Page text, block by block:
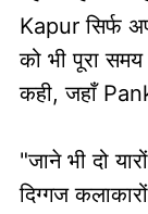
Kapur सिर्फ
को भी पूरा
कही, जहाँ
"जाने भी दो
दिग्गज